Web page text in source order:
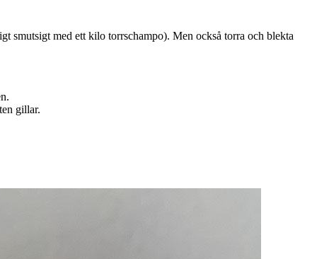
smutsigt med ett kilo torrschampo). Men också torra och blekta
gillar.